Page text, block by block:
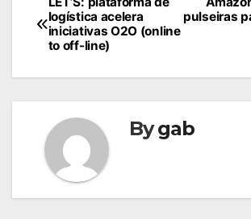
Navegação
de
Post
pulseiras
logística acelera
iniciativas O2O (online
to off-line)
Bygab